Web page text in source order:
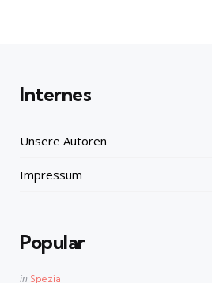
Internes
Unsere Autoren
Impressum
Popular
Posted
in Spezial